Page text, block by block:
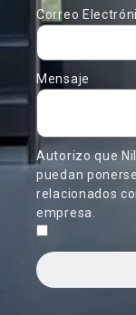
Correo
Mensaje
Autorizo que
puedan
relacionados
empresa.